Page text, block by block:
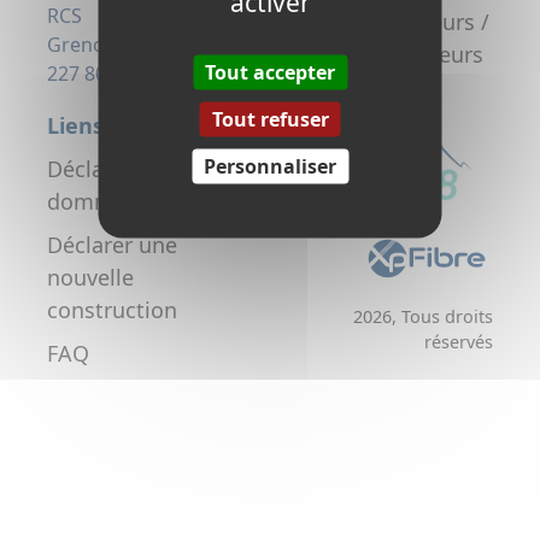
RCS
Grenoble 823
227 806
la fibre
Promoteurs /
Aménageurs
Liens utiles
Déclarer un
dommage réseau
Déclarer une
nouvelle
construction
FAQ
2026, Tous droits
réservés
Tout accepter
Tout refuser
Personnaliser